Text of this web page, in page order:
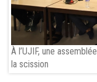
À l’UJIF, une
la scission